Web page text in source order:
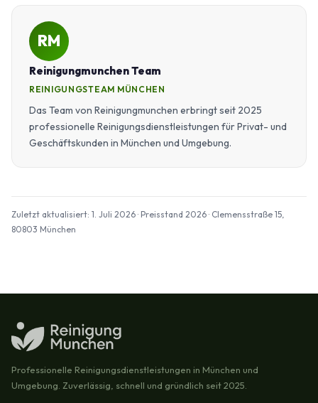
RM
Reinigungmunchen Team
REINIGUNGSTEAM MÜNCHEN
Das Team von Reinigungmunchen erbringt seit 2025
professionelle Reinigungsdienstleistungen für Privat- und
Geschäftskunden in München und Umgebung.
Zuletzt aktualisiert: 1. Juli 2026 · Preisstand 2026 · Clemensstraße 15,
80803 München
Professionelle Reinigungsdienstleistungen in München und
Umgebung. Zuverlässig, schnell und gründlich seit 2025.